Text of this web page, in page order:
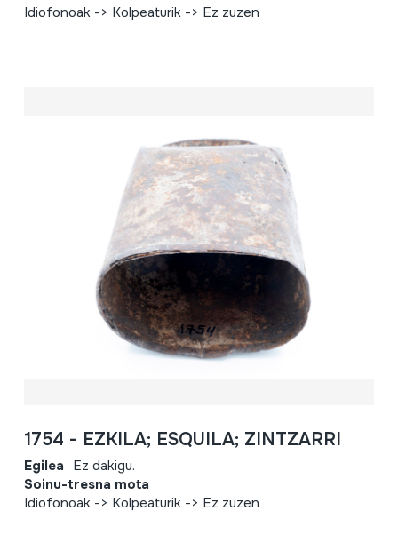
Idiofonoak -> Kolpeaturik -> Ez zuzen
1754 - EZKILA; ESQUILA; ZINTZARRI
Egilea Ez dakigu.
Soinu-tresna mota
Idiofonoak -> Kolpeaturik -> Ez zuzen